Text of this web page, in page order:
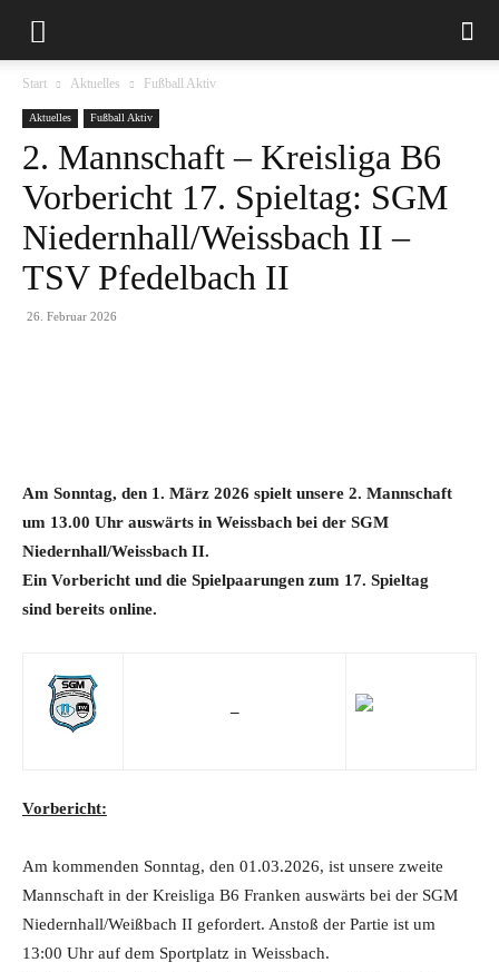
Start Aktuelles Fußball Aktiv
Aktuelles Fußball Aktiv
2. Mannschaft – Kreisliga B6
Vorbericht 17. Spieltag: SGM
Niedernhall/Weissbach II –
TSV Pfedelbach II
26. Februar 2026
Am Sonntag, den 1. März 2026 spielt unsere 2. Mannschaft
um 13.00 Uhr auswärts in Weissbach bei der SGM
Niedernhall/Weissbach II.
Ein Vorbericht und die Spielpaarungen zum 17. Spieltag
sind bereits online.
–
Vorbericht:
Am kommenden Sonntag, den 01.03.2026, ist unsere zweite
Mannschaft in der Kreisliga B6 Franken auswärts bei der SGM
Niedernhall/Weißbach II gefordert. Anstoß der Partie ist um
13:00 Uhr auf dem Sportplatz in Weissbach.